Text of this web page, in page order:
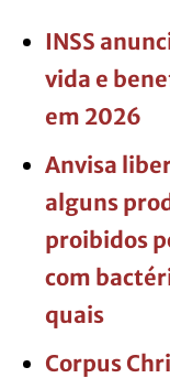
INSS
vida e
em 2026
Anvisa
alguns
proibidos
com
quais
Corpus